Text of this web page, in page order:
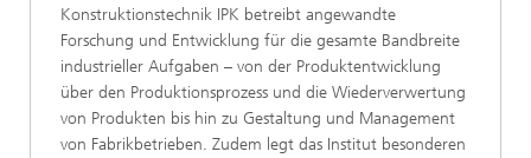
Konstruktionstechnik IPK betreibt ange­wandte
Forschung und Entwicklung für die gesamte Bandbreite
industrieller Aufgaben – von der Produktentwicklung
über den Produktionsprozess und die Wiederverwertung
von ­Produkten bis hin zu Gestaltung und Management
von Fabrikbetrieben. Zudem legt das Institut besonderen